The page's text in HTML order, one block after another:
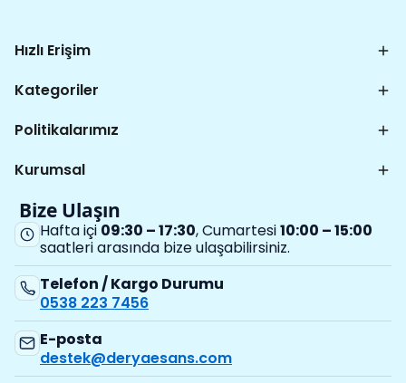
Hızlı Erişim
Kategoriler
Politikalarımız
Kurumsal
Bize Ulaşın
Hafta içi 09:30 – 17:30, Cumartesi10:00 – 15:00
saatleri arasında bize ulaşabilirsiniz.
Telefon / Kargo Durumu
0538 223 7456
E-posta
destek@deryaesans.com